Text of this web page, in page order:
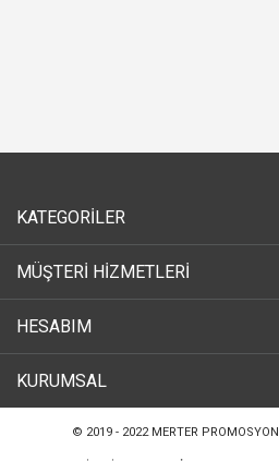
KATEGORİLER
MÜŞTERİ HİZMETLERİ
HESABIM
KURUMSAL
© 2019 - 2022 MERTER PROMOSYON